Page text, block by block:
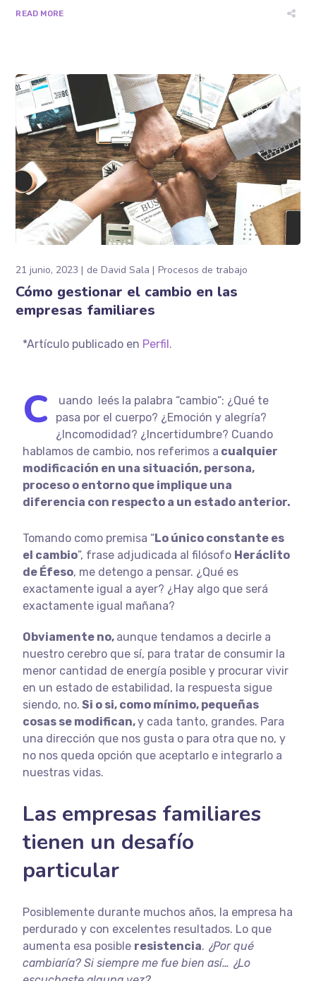
READ MORE
21 junio, 2023 deDavid Sala Procesos de trabajo
Cómo gestionar el cambio en las
empresas familiares
*Artículo publicado en Perfil.
C uando leés la palabra “cambio“: ¿Qué te
pasa por el cuerpo? ¿Emoción y alegría?
¿Incomodidad? ¿Incertidumbre? Cuando
hablamos de cambio, nos referimos a cualquier
modificación en una situación, persona,
proceso o entorno que implique una
diferencia con respecto a un estado anterior.
Tomando como premisa “Lo único constante es
el cambio”, frase adjudicada al filósofo Heráclito
de Éfeso, me detengo a pensar. ¿Qué es
exactamente igual a ayer? ¿Hay algo que será
exactamente igual mañana?
Obviamente no, aunque tendamos a decirle a
nuestro cerebro que sí, para tratar de consumir la
menor cantidad de energía posible y procurar vivir
en un estado de estabilidad, la respuesta sigue
siendo, no. Si o si, como mínimo, pequeñas
cosas se modifican,y cada tanto, grandes. Para
una dirección que nos gusta o para otra que no, y
no nos queda opción que aceptarlo e integrarlo a
nuestras vidas.
Las empresas familiares
tienen un desafío
particular
Posiblemente durante muchos años, la empresa ha
perdurado y con excelentes resultados. Lo que
aumenta esa posible resistencia. ¿Por qué
cambiaría? Si siempre me fue bien así… ¿Lo